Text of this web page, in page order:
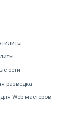
сети
разведка
Web мастеров